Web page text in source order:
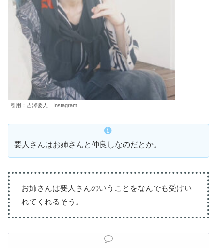
引用：吉澤要人 Instagram
要人さんはお姉さんと仲良しなのだとか。
お姉さんは要人さんのいうことをなんでも受けい
れてくれるそう。